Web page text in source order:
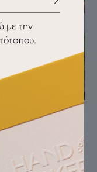
32,00€
με την